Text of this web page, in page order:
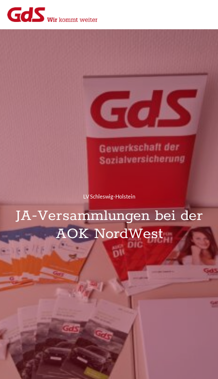
LV Schleswig-Holstein
JA-Versammlungen bei der
AOK NordWest